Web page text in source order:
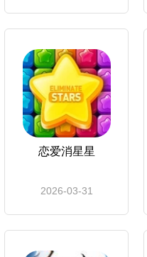
恋爱消星星
2026-03-31